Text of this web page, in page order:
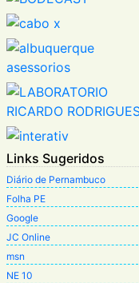
Links Sugeridos
Diário de Pernambuco
Folha PE
Google
JC Online
msn
NE 10